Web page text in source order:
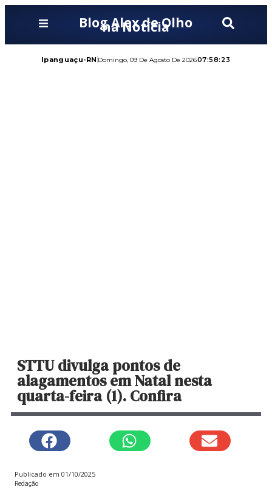
Blog Alex de Olho
na Notícia
Ipanguaçu-RN Domingo, 09 De Agosto De 202607:58:24
STTU divulga pontos de
alagamentos em Natal nesta
quarta-feira (1). Confira
Publicado em 01/10/2025
Redação